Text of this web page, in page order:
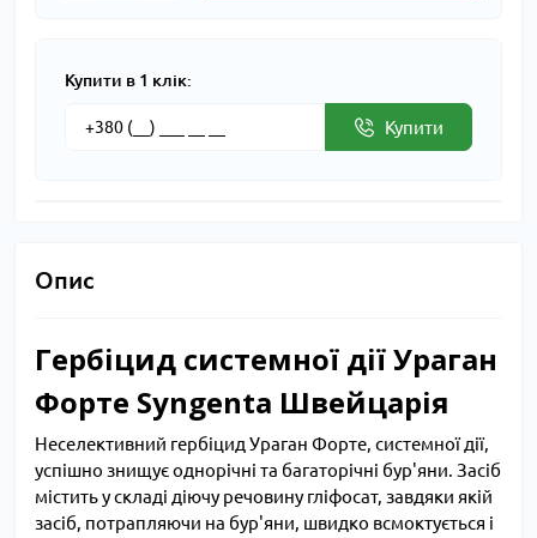
Купити в 1 клік:
Купити
Опис
Гербіцид системної дії Ураган
Форте Syngenta Швейцарія
Неселективний гербіцид Ураган Форте, системної дії,
успішно знищує однорічні та багаторічні бур'яни. Засіб
містить у складі діючу речовину гліфосат, завдяки якій
засіб, потрапляючи на бур'яни, швидко всмоктується і